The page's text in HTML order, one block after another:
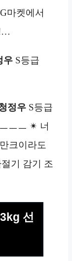
마켓에서
우 S등급
정우 S등급
ㅡㅡ ✴ 너
크이라도
기 감기 조
선